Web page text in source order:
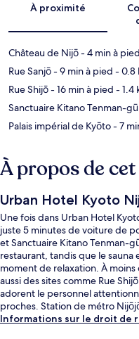
À proximité
Château de Nijō- 4 min à pied
Rue Sanjō- 9 min à pied - 0.8
Rue Shijō- 16 min à pied - 1.4
Sanctuaire Kitano Tenman-gū
Palais impérial de Kyōto- 7
À propos de
Urban Hotel Kyoto
Une fois dans Urban Hotel
juste 5 minutes de voiture de
et Sanctuaire Kitano Tenman-
restaurant, tandis que le
moment de relaxation. À
aussi des sites comme Rue
adorent le personnel
proches. Station de métro
pied.
Informations sur le droit de